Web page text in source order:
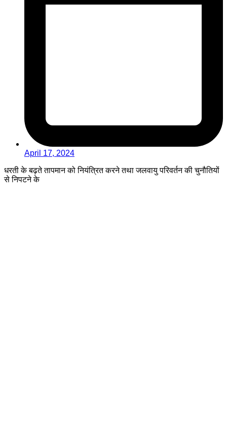
April 17, 2024
धरती के बढ़ते तापमान को नियंत्रित करने तथा जलवायु परिवर्तन की चुनौतियों
से निपटने के